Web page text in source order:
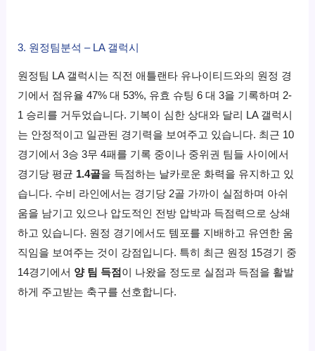
3. 원정팀분석 – LA 갤럭시
원정팀 LA 갤럭시는 직전 애틀랜타 유나이티드와의 원정 경
기에서 점유율 47% 대 53%, 유효 슈팅 6 대 3을 기록하며 2-
1 승리를 거두었습니다. 기복이 심한 상대와 달리 LA 갤럭시
는 안정적이고 일관된 경기력을 보여주고 있습니다. 최근 10
경기에서 3승 3무 4패를 기록 중이나 중위권 팀들 사이에서
경기당 평균 1.4골을 득점하는 날카로운 화력을 유지하고 있
습니다. 수비 라인에서는 경기당 2골 가까이 실점하며 아쉬
움을 남기고 있으나 압도적인 전방 압박과 득점력으로 상쇄
하고 있습니다. 원정 경기에서도 템포를 지배하고 유연한 움
직임을 보여주는 것이 강점입니다. 특히 최근 원정 15경기 중
14경기에서 양 팀 득점 이 나왔을 정도로 실점과 득점을 활발
하게 주고받는 축구를 선호합니다.